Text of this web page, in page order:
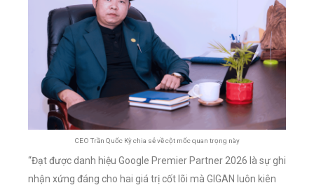
CEO Trần Quốc Kỳ chia sẻ về cột mốc quan trọng này
“Đạt được danh hiệu Google Premier Partner 2026 là sự ghi
nhận xứng đáng cho hai giá trị cốt lõi mà GIGAN luôn kiên